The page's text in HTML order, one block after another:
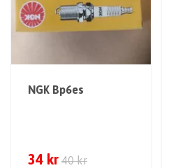
NGK Bp6es
34 kr 40 kr